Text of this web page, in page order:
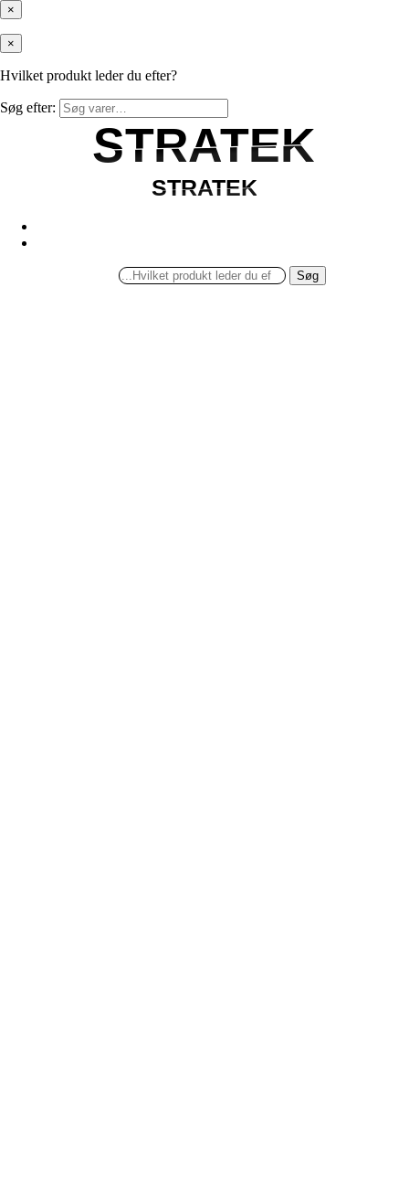
×
×
Hvilket produkt leder du efter?
Søg efter:
STRATEK
STRATEK
STRATEK
STRATEK
Søg